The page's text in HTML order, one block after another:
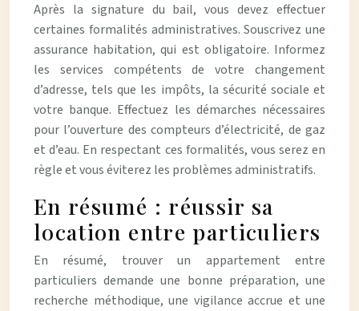
Après la signature du bail, vous devez effectuer
certaines formalités administratives. Souscrivez une
assurance habitation, qui est obligatoire. Informez
les services compétents de votre changement
d’adresse, tels que les impôts, la sécurité sociale et
votre banque. Effectuez les démarches nécessaires
pour l’ouverture des compteurs d’électricité, de gaz
et d’eau. En respectant ces formalités, vous serez en
règle et vous éviterez les problèmes administratifs.
En résumé : réussir sa
location entre particuliers
En résumé, trouver un appartement entre
particuliers demande une bonne préparation, une
recherche méthodique, une vigilance accrue et une